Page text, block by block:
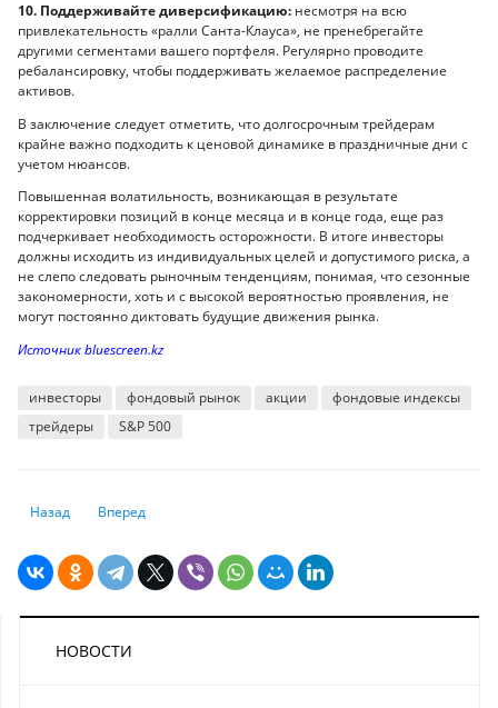
10. Поддерживайте диверсификацию: несмотря на всю
привлекательность «ралли Санта-Клауса», не пренебрегайте
другими сегментами вашего портфеля. Регулярно проводите
ребалансировку, чтобы поддерживать желаемое распределение
активов.
В заключение следует отметить, что долгосрочным трейдерам
крайне важно подходить к ценовой динамике в праздничные дни с
учетом нюансов.
Повышенная волатильность, возникающая в результате
корректировки позиций в конце месяца и в конце года, еще раз
подчеркивает необходимость осторожности. В итоге инвесторы
должны исходить из индивидуальных целей и допустимого риска, а
не слепо следовать рыночным тенденциям, понимая, что сезонные
закономерности, хоть и с высокой вероятностью проявления, не
могут постоянно диктовать будущие движения рынка.
Источник bluescreen.kz
инвесторы фондовый рынок акции
фондовые индексы
трейдеры
S&P 500
Предыдущий: Рынок акций США растет в начале торгов
Назад Следующий: Китайские индексы снизились под давлением
Вперед
НОВОСТИ